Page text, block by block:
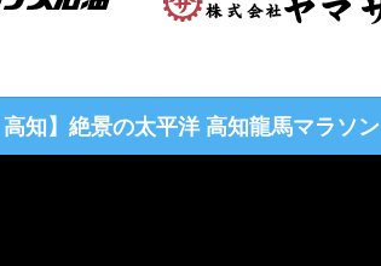
知】 絶景の太平洋 高知龍馬マラソン